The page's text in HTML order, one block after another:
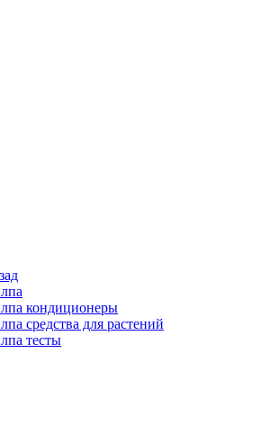
кондиционеры
средства для растений
тесты